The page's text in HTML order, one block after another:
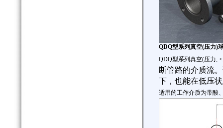
QDQ型系列真空(压力)
QDQ型系列真空(压力,
断管路的介质流
下，也能在低压
适用的工作介质为带酸